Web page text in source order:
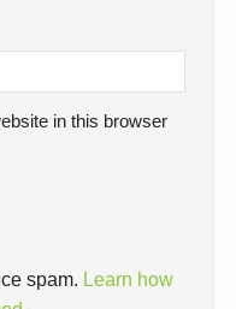
in this browser
spam. Learn how